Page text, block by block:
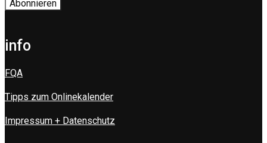
info
FQA
Tipps zum Onlinekalender
Impressum + Datenschutz